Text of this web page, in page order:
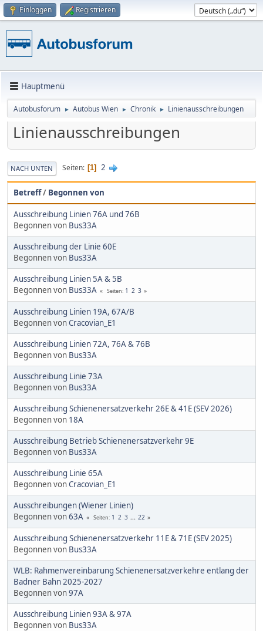
Einloggen Registrieren
Hauptmenü
Autobusforum ► Autobus Wien ► Chronik ► Linienausschreibungen
Linienausschreibungen
NACH UNTEN Seiten 1 2
Betreff/ Begonnen von
Ausschreibung Linien 76A und 76B
Begonnen von Bus33A
Ausschreibung der Linie 60E
Begonnen von Bus33A
Ausschreibung Linien 5A & 5B
Begonnen von Bus33A Seiten 1 2 3
Ausschreibung Linien 19A, 67A/B
Begonnen vonCracovian_E1
Ausschreibung Linien 72A, 76A & 76B
Begonnen von Bus33A
Ausschreibung Linie 73A
Begonnen von Bus33A
Ausschreibung Schienenersatzverkehr 26E & 41E (SEV 2026)
Begonnen von 18A
Ausschreibung Betrieb Schienenersatzverkehr 9E
Begonnen von Bus33A
Ausschreibung Linie 65A
Begonnen vonCracovian_E1
Ausschreibungen (Wiener Linien)
Begonnen von63A Seiten 1 2 3 ... 22
Ausschreibung Schienenersatzverkehr 11E & 71E (SEV 2025)
Begonnen von Bus33A
WLB: Rahmenvereinbarung Schienenersatzverkehre entlang der
Badner Bahn 2025-2027
Begonnen von97A
Ausschreibung Linien 93A & 97A
Begonnen von Bus33A